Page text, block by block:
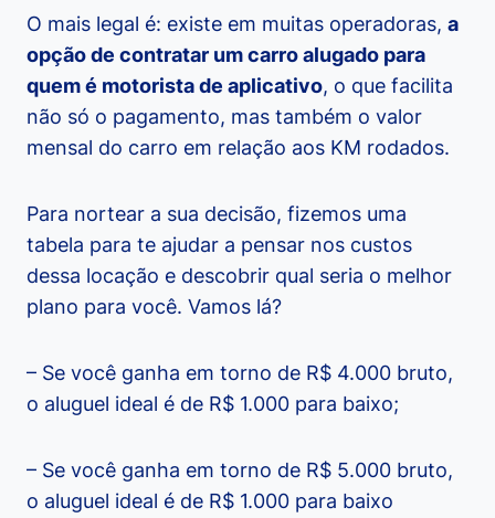
O mais legal é: existe em muitas operadoras, a
opção de contratar um carro alugado para
quem é motorista de aplicativo, o que facilita
não só o pagamento, mas também o valor
mensal do carro em relação aos KM rodados.
Para nortear a sua decisão, fizemos uma
tabela para te ajudar a pensar nos custos
dessa locação e descobrir qual seria o melhor
plano para você. Vamos lá?
– Se você ganha em torno de R$ 4.000 bruto,
o aluguel ideal é de R$ 1.000 para baixo;
– Se você ganha em torno de R$ 5.000 bruto,
o aluguel ideal é de R$ 1.000 para baixo